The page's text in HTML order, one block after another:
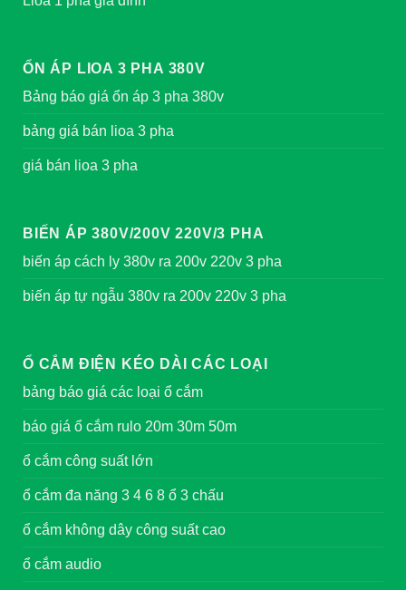
ỔN ÁP LIOA 3 PHA 380V
Bảng báo giá ổn áp 3 pha 380v
bảng giá bán lioa 3 pha
giá bán lioa 3 pha
BIẾN ÁP 380V/200V 220V/3 PHA
biến áp cách ly 380v ra 200v 220v 3 pha
biến áp tự ngẫu 380v ra 200v 220v 3 pha
Ổ CẮM ĐIỆN KÉO DÀI CÁC LOẠI
bảng báo giá các loại ổ cắm
báo giá ổ cắm rulo 20m 30m 50m
ổ cắm công suất lớn
ổ cắm đa năng 3 4 6 8 ổ 3 chấu
ổ cắm không dây công suất cao
ổ cắm audio